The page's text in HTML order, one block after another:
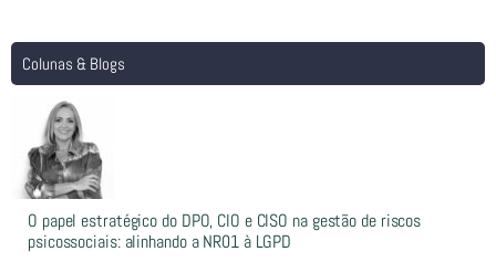
Colunas & Blogs
O papel estratégico do DPO, CIO e CISO na gestão de riscos
psicossociais: alinhando a NR01 à LGPD